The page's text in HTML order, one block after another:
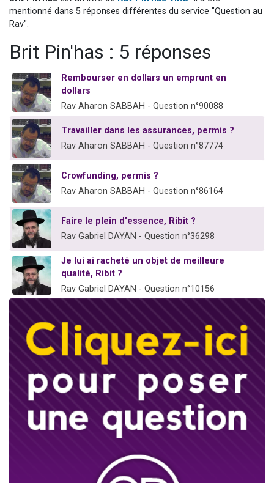
30 personnes viennent de faire un don pour Sauvez la jambe de Yohan
12 nouvelles musiques dans Torah-Box Music
mentionné dans 5 réponses différentes du service "Question au
Rav".
Brit Pin'has : 5 réponses
Rembourser en dollars un emprunt en
dollars
Rav Aharon SABBAH - Question n°90088
Travailler dans les assurances, permis ?
Rav Aharon SABBAH - Question n°87774
Crowfunding, permis ?
Rav Aharon SABBAH - Question n°86164
Faire le plein d'essence, Ribit ?
Rav Gabriel DAYAN - Question n°36298
Je lui ai racheté un objet de meilleure
qualité, Ribit ?
Rav Gabriel DAYAN - Question n°10156